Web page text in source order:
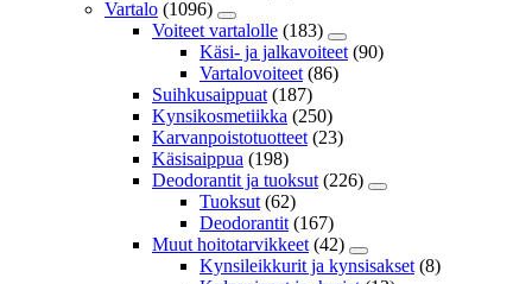
Vartalo (1096)
Voiteet vartalolle (183)
Käsi- ja jalkavoiteet (90)
Vartalovoiteet (86)
Suihkusaippuat (187)
Kynsikosmetiikka (250)
Karvanpoistotuotteet (23)
Käsisaippua (198)
Deodorantit ja tuoksut (226)
Tuoksut (62)
Deodorantit (167)
Muut hoitotarvikkeet (42)
Kynsileikkurit ja kynsisakset (8)